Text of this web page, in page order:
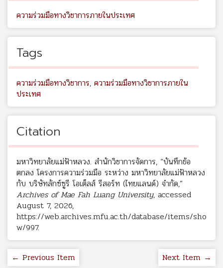
ความร่วมมือทางวิชาการภายในประเทศ
Tags
ความร่วมมือทางวิชาการ, ความร่วมมือทางวิชาการภายใน
ประเทศ
Citation
มหาวิทยาลัยแม่ฟ้าหลวง. สำนักวิชาการจัดการ, “บันทึกข้อ
ตกลง โครงการความร่วมมือ ระหว่าง มหาวิทยาลัยแม่ฟ้าหลวง
กับ บริษัทลักซ์ซูรี โอเต็ลส์ รีสอร์ท (ไทยแลนด์) จำกัด,”
Archives of Mae Fah Luang University, accessed
August 7, 2026,
https://web.archives.mfu.ac.th/database/items/sho
w/997.
← Previous Item Next Item →